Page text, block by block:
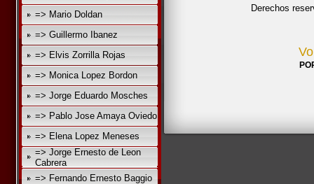
=> Mario Doldan
=> Guillermo Ibanez
=> Elvis Zorrilla Rojas
=> Monica Lopez Bordon
=> Jorge Eduardo Mosches
=> Pablo Jose Amaya Oviedo
=> Elena Lopez Meneses
=> Jorge Ernesto de Leon
Cabrera
=> Fernando Ernesto Baggio
Derechos